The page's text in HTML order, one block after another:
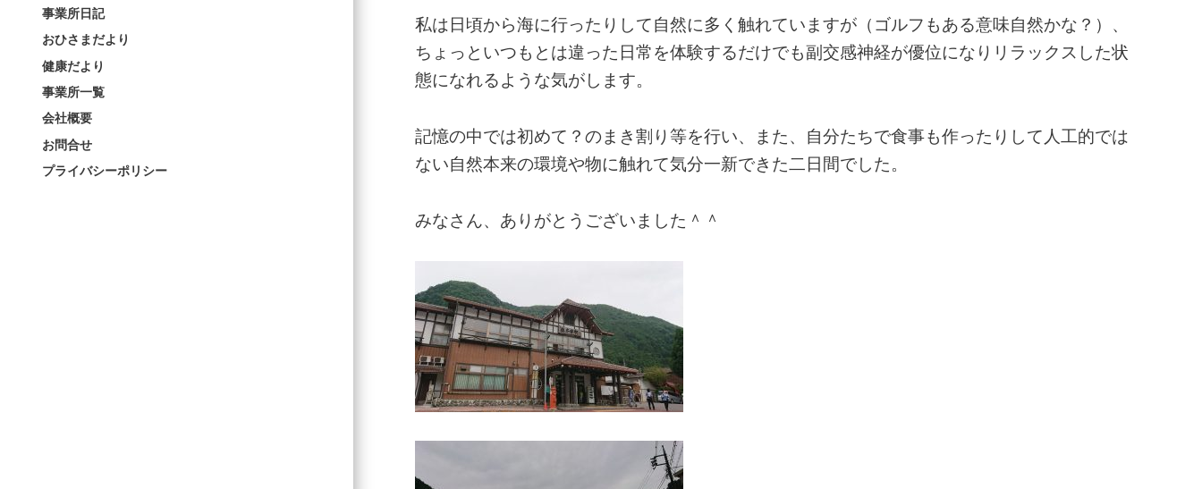
事業所日記
おひさまだより
健康だより
事業所一覧
会社概要
お問合せ
プライバシーポリシー
私は日頃から海に行ったりして自然に多く触れていますが（ゴルフもある意味自然かな？）、
ちょっといつもとは違った日常を体験するだけでも副交感神経が優位になりリラックスした状
態になれるような気がします。
記憶の中では初めて？のまき割り等を行い、また、自分たちで食事も作ったりして人工的では
ない自然本来の環境や物に触れて気分一新できた二日間でした。
みなさん、ありがとうございました＾＾